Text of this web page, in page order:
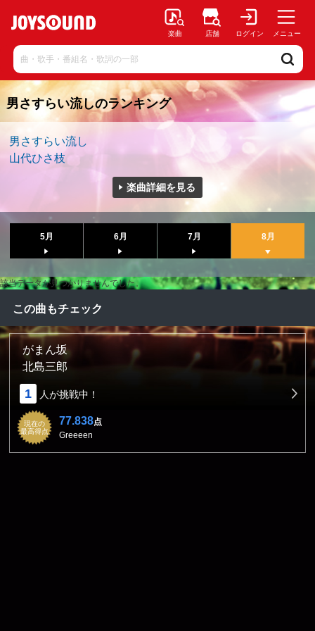
楽曲 店舗 ログイン メニュー
男さすらい流しのランキング
男さすらい流し
山代ひさ枝
楽曲詳細を見る
5月 6月 7月 8月
該当データが見つかりませんでした。
この曲もチェック
がまん坂
北島三郎
1 人が挑戦中！
現在の
最高得点
77.838点
Greeeen